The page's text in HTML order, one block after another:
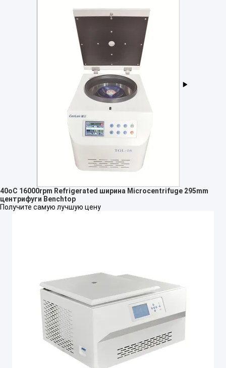
40oC 16000rpm Refrigerated ширина Microcentrifuge 295mm
центрифуги Benchtop
Получите самую лучшую цену